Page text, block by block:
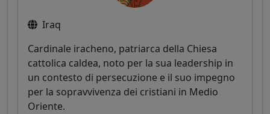
Iraq
Cardinale iracheno, patriarca della Chiesa
cattolica caldea, noto per la sua leadership in
un contesto di persecuzione e il suo impegno
per la sopravvivenza dei cristiani in Medio
Oriente.